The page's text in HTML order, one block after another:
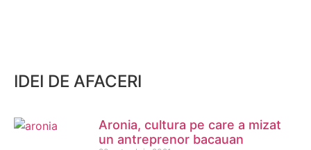
IDEI DE AFACERI
Aronia, cultura pe care a mizat
un antreprenor bacauan